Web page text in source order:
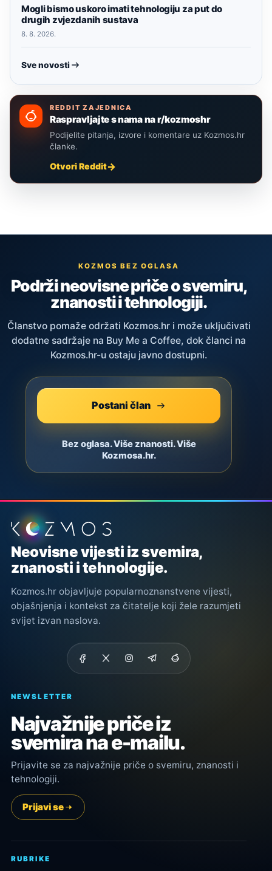
Mogli bismo uskoro imati tehnologiju za put do
drugih zvjezdanih sustava
8. 8. 2026.
Sve novosti
REDDIT ZAJEDNICA
Raspravljajte s nama na r/kozmoshr
Podijelite pitanja, izvore i komentare uz Kozmos.hr
članke.
Otvori Reddit
KOZMOS BEZ OGLASA
Podrži neovisne priče o svemiru,
znanosti i tehnologiji.
Članstvo pomaže održati Kozmos.hr i može uključivati
dodatne sadržaje na Buy Me a Coffee, dok članci na
Kozmos.hr-u ostaju javno dostupni.
Postani član
Bez oglasa. Više znanosti. Više
Kozmosa.hr.
Podnožje stranice
Neovisne vijesti iz svemira,
znanosti i tehnologije.
Kozmos.hr objavljuje popularnoznanstvene vijesti,
objašnjenja i kontekst za čitatelje koji žele razumjeti
svijet izvan naslova.
NEWSLETTER
Najvažnije priče iz
svemira na e-mailu.
Prijavite se za najvažnije priče o svemiru, znanosti i
tehnologiji.
Prijavi se
RUBRIKE